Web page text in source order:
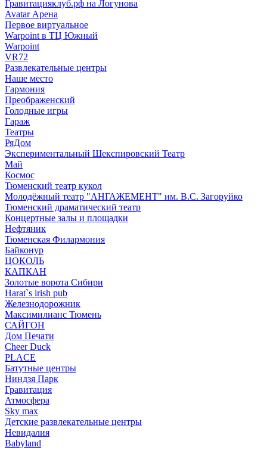
Гравитацияклуб.рф на Логунова
Avatar Арена
Первое виртуальное
Warpoint в ТЦ Южный
Warpoint
VR72
Развлекательные центры
Наше место
Гармония
Преображенский
Голодные игры
Гараж
Театры
РяДом
Экспериментальный Шекспировский Театр
Май
Космос
Тюменский театр кукол
Молодёжный театр "АНГАЖЕМЕНТ" им. В.С. Загоруйко
Тюменский драматический театр
Концертные залы и площадки
Нефтяник
Тюменская Филармония
Байконур
ЦОКОЛЬ
КАПКАН
Золотые ворота Сибири
Harat`s irish pub
Железнодорожник
Максимилианс Тюмень
САЙГОН
Дом Печати
Cheer Duck
PLACE
Батутные центры
Ниндзя Парк
Гравитация
Атмосфера
Sky max
Детские развлекательные центры
Невидалия
Babyland